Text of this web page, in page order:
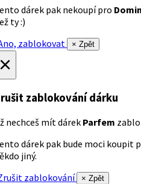
dárek pak nekoupí pro
ty :)
zablokovat
× Zpět
zablokování dárku
nechceš mít dárek Parfem
dárek pak bude moci koupit
jiný.
zablokování
× Zpět